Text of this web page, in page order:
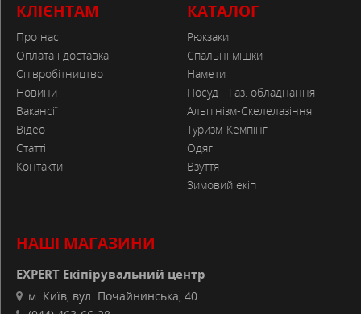
КЛІЄНТАМ
Про нас
Оплата і доставка
Співробітництво
Новини
Вакансії
Відео
Статті
Контакти
КАТАЛОГ
Рюкзаки
Спальні мішки
Намети
Посуд - Газ. обладнання
Альпінізм-Скелелазіння
Туризм-Кемпінг
Одяг
Взуття
Зимовий екіп
НАШІ МАГАЗИНИ
EXPERT Екіпірувальний центр
м. Київ, вул. Почайнинська, 40